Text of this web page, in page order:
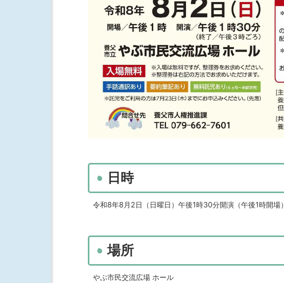
日時
令和8年8月2日（日曜日）午後1時30分開演（午後1時開場）
場所
やぶ市民交流広場 ホール